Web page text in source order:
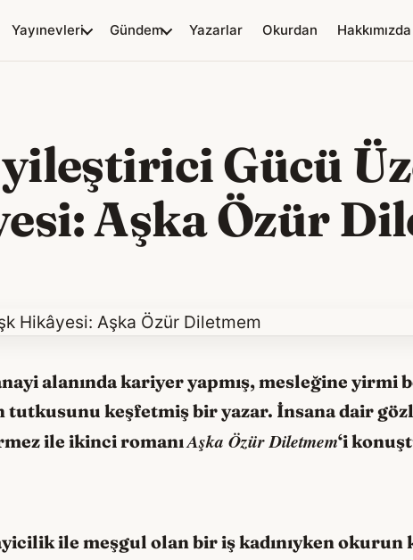
Yayınevleri Gündem Yazarlar Okurdan Hakkımızda
Gücü
Aşka Özür
alanında kariyer yapmış, mesleğine yirmi
tutkusunu keşfetmiş bir yazar. İnsana dair
ile ikinci romanıAşka Özür Diletmem‘i
ile meşgul olan bir iş kadınıyken okurun